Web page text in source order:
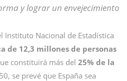
y lograr un envejecimiento
Instituto Nacional de Estadística
de 12,3 millones de personas
constituirá más del 25% de la
se prevé que España sea